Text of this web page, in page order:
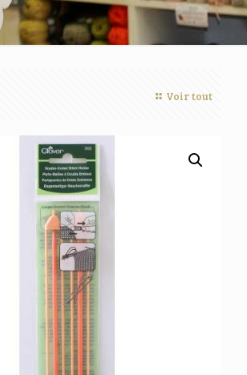
Voir tout